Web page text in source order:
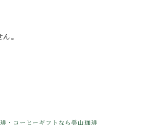
。
・コーヒーギフトなら美山珈琲